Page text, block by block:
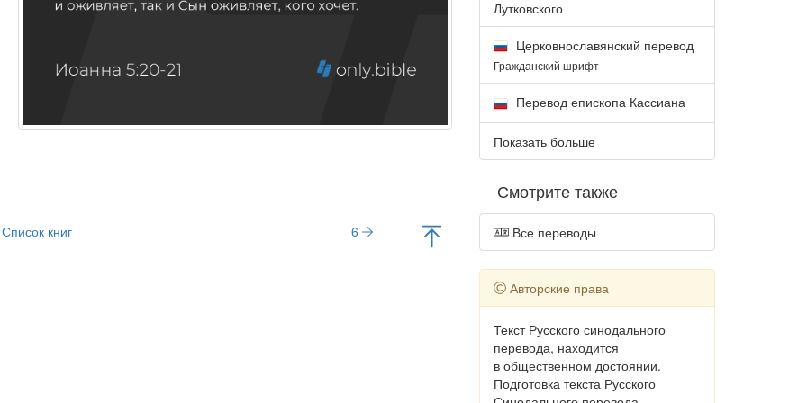
Список книг 6
Лутковского
Церковнославянский перевод
Гражданский шрифт
Перевод епископа Кассиана
Показать больше
Смотрите также
Все переводы
Авторские права
Текст Русского синодального
перевода, находится
в общественном достоянии.
Подготовка текста Русского